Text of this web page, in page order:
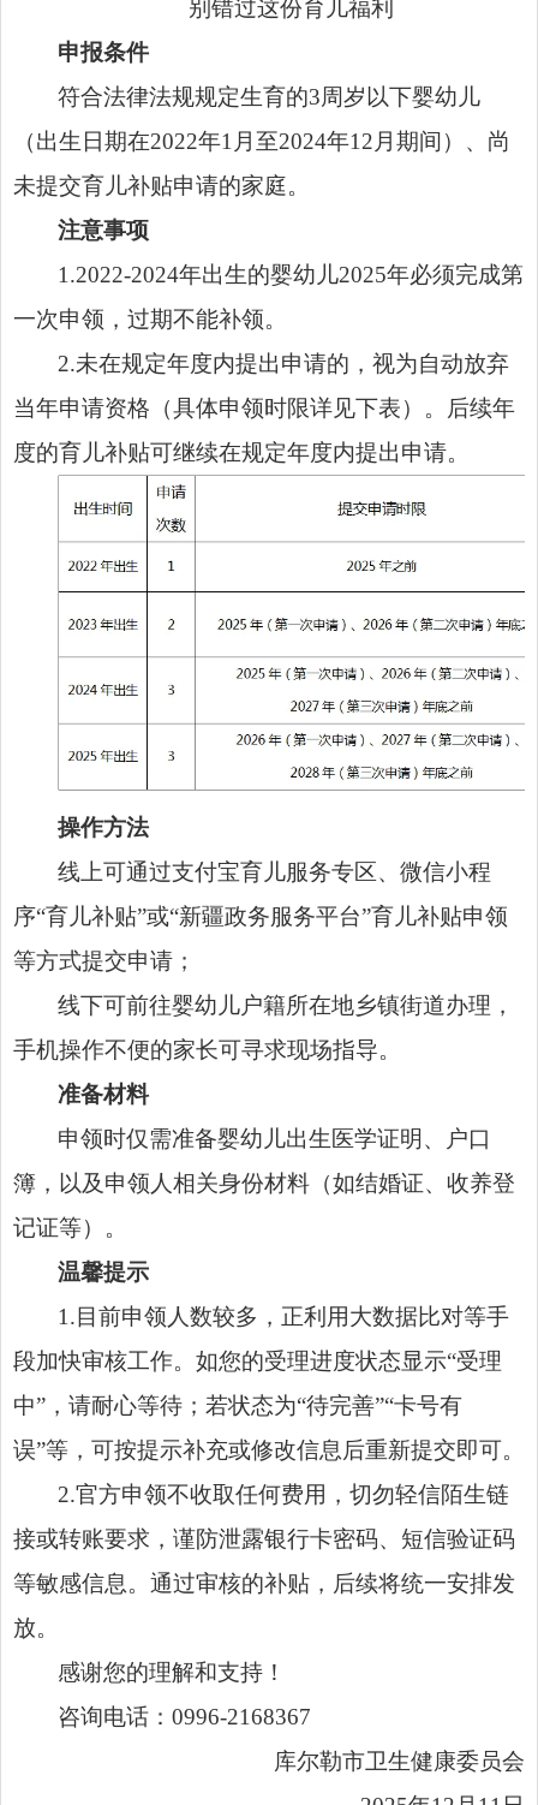
别错过这份育儿福利
申报条件
符合法律法规规定生育的3周岁以下婴幼儿
（出生日期在2022年1月至2024年12月期间）、尚
未提交育儿补贴申请的家庭。
注意事项
1.2022-2024年出生的婴幼儿2025年必须完成第
一次申领，过期不能补领。
2.未在规定年度内提出申请的，视为自动放弃
当年申请资格（具体申领时限详见下表）。后续年
度的育儿补贴可继续在规定年度内提出申请。
操作方法
线上可通过支付宝育儿服务专区、微信小程
序“育儿补贴”或“新疆政务服务平台”育儿补贴申领
等方式提交申请；
线下可前往婴幼儿户籍所在地乡镇街道办理，
手机操作不便的家长可寻求现场指导。
准备材料
申领时仅需准备婴幼儿出生医学证明、户口
簿，以及申领人相关身份材料（如结婚证、收养登
记证等）。
温馨提示
1.目前申领人数较多，正利用大数据比对等手
段加快审核工作。如您的受理进度状态显示“受理
中”，请耐心等待；若状态为“待完善”“卡号有
误”等，可按提示补充或修改信息后重新提交即可。
2.官方申领不收取任何费用，切勿轻信陌生链
接或转账要求，谨防泄露银行卡密码、短信验证码
等敏感信息。通过审核的补贴，后续将统一安排发
放。
感谢您的理解和支持！
咨询电话：0996-2168367
库尔勒市卫生健康委员会